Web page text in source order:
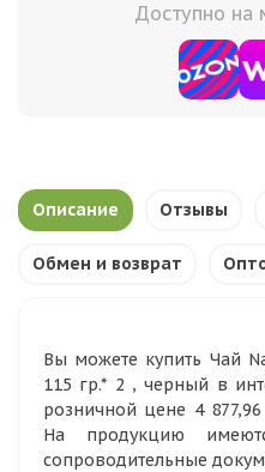
Доступно на
Описание Отзывы
Обмен и возврат
Вы можете купить Чай
115 гр.* 2 , черный в
розничной цене 4
На продукцию
сопроводительные